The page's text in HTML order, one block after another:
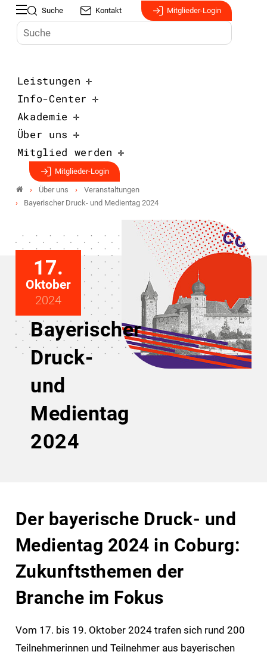
Suche Kontakt Mitglieder-Login
Leistungen
Info-Center
Akademie
Über uns
Mitglied werden
Mitglieder-Login
Über uns
Veranstaltungen
Bayerischer Druck- und Medientag 2024
17.
Oktober
2024
Bayerischer
Druck-
und
Medientag
2024
Der bayerische Druck- und
Medientag 2024 in Coburg:
Zukunftsthemen der
Branche im Fokus
Vom 17. bis 19. Oktober 2024 trafen sich rund 200
Teilnehmerinnen und Teilnehmer aus bayerischen